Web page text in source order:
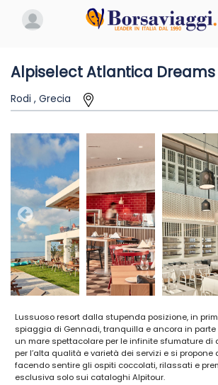
Alpiselect Atlantica Dreams
Rodi , Grecia
Lussuoso resort dalla stupenda posizione, in
spiaggia di Gennadi, tranquilla e ancora in
un mare spettacolare per le infinite sfumature di
per l’alta qualità e varietà dei servizi e si
facendo sentire gli ospiti coccolati, rilassati e
esclusiva solo sui cataloghi Alpitour.